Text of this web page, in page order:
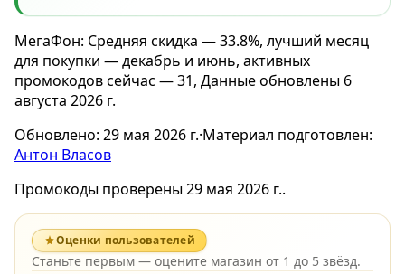
МегаФон: Средняя скидка — 33.8%, лучший месяц
для покупки — декабрь и июнь, активных
промокодов сейчас — 31, Данные обновлены 6
августа 2026 г.
Обновлено: 29 мая 2026 г.·Материал подготовлен:
Антон Власов
Промокоды проверены 29 мая 2026 г..
Оценки пользователей
Станьте первым — оцените магазин от 1 до 5 звёзд.